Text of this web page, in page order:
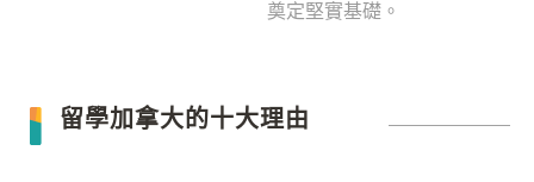
奠定堅實基礎。
留學加拿大的十大理由